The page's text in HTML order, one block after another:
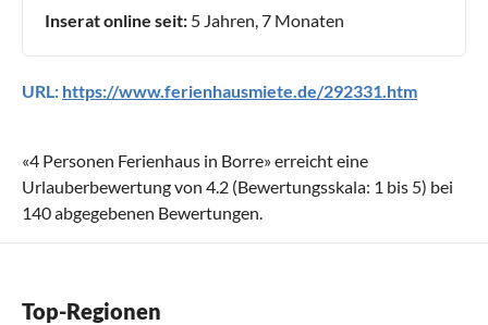
Inserat online seit: 5 Jahren, 7 Monaten
URL: https://www.ferienhausmiete.de/292331.htm
«4 Personen Ferienhaus in Borre» erreicht eine
Urlauberbewertung von 4.2 (Bewertungsskala: 1 bis 5) bei
140abgegebenen Bewertungen.
Top-Regionen